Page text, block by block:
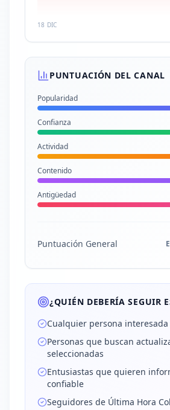
18 DIC
PUNTUACIÓN DEL CANAL
Popularidad
Confianza
Actividad
Contenido
Antigüedad
Puntuación General
¿QUIÉN DEBERÍA SEGUIR
Cualquier persona
Personas que buscan
seleccionadas
Entusiastas que quieren
confiable
Seguidores de Última Hora Col